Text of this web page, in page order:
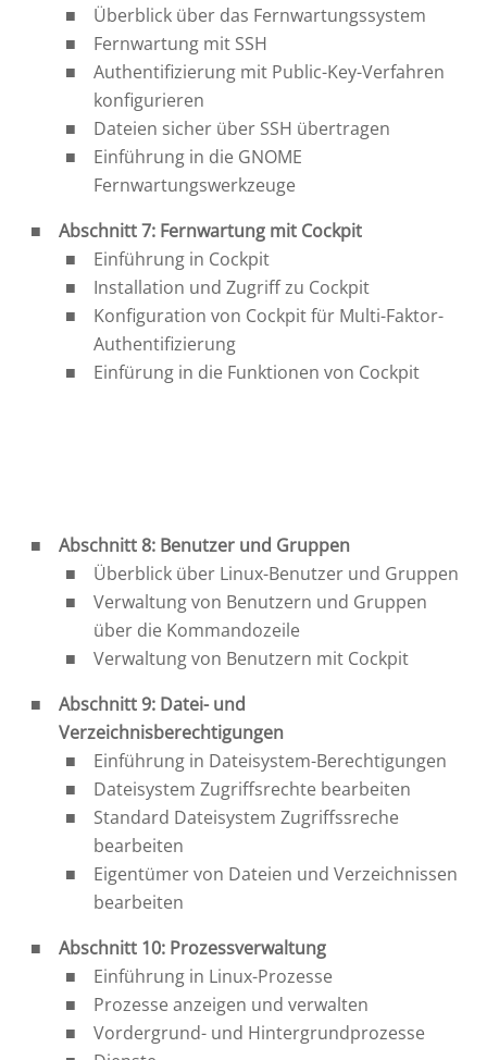
Überblick über das Fernwartungssystem
Fernwartung mit SSH
Authentifizierung mit Public-Key-Verfahren
konfigurieren
Dateien sicher über SSH übertragen
Einführung in die GNOME
Fernwartungswerkzeuge
Abschnitt 7: Fernwartung mit Cockpit
Einführung in Cockpit
Installation und Zugriff zu Cockpit
Konfiguration von Cockpit für Multi-Faktor-
Authentifizierung
Einfürung in die Funktionen von Cockpit
Abschnitt 8: Benutzer und Gruppen
Überblick über Linux-Benutzer und Gruppen
Verwaltung von Benutzern und Gruppen
über die Kommandozeile
Verwaltung von Benutzern mit Cockpit
Abschnitt 9: Datei- und
Verzeichnisberechtigungen
Einführung in Dateisystem-Berechtigungen
Dateisystem Zugriffsrechte bearbeiten
Standard Dateisystem Zugriffssreche
bearbeiten
Eigentümer von Dateien und Verzeichnissen
bearbeiten
Abschnitt 10: Prozessverwaltung
Einführung in Linux-Prozesse
Prozesse anzeigen und verwalten
Vordergrund- und Hintergrundprozesse